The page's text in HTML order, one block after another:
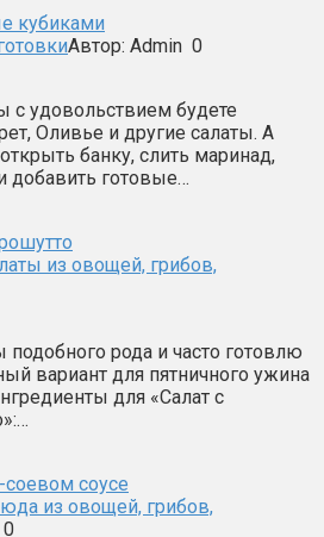
кубиками
Автор: Admin 0
с удовольствием будете
Оливье и другие салаты. А
банку, слить маринад,
добавить готовые…
из овощей, грибов,
рода и часто готовлю
вариант для пятничного ужина
для «Салат с
соусе
из овощей, грибов,
0